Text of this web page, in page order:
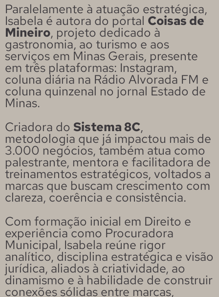
Paralelamente à atuação estratégica,
Isabela é autora do portal Coisas de
Mineiro, projeto dedicado à
gastronomia, ao turismo e aos
serviços em Minas Gerais, presente
em três plataformas: Instagram,
coluna diária na Rádio Alvorada FM e
coluna quinzenal no jornal Estado de
Minas.
Criadora do Sistema 8C,
metodologia que já impactou mais de
3.000 negócios, também atua como
palestrante, mentora e facilitadora de
treinamentos estratégicos, voltados a
marcas que buscam crescimento com
clareza, coerência e consistência.
Com formação inicial em Direito e
experiência como Procuradora
Municipal, Isabela reúne rigor
analítico, disciplina estratégica e visão
jurídica, aliados à criatividade, ao
dinamismo e à habilidade de construir
conexões sólidas entre marcas,